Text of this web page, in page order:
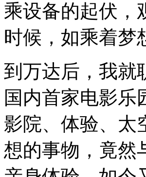
乘设备的起伏，
时候，如乘着梦
到万达后，我就
国内首家电影乐
影院、体验、太
想的事物，竟然